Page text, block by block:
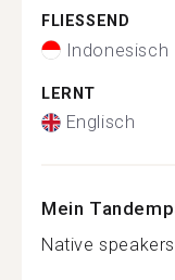
FLIESSEND
Indonesisch
LERNT
Englisch
Mein
Native